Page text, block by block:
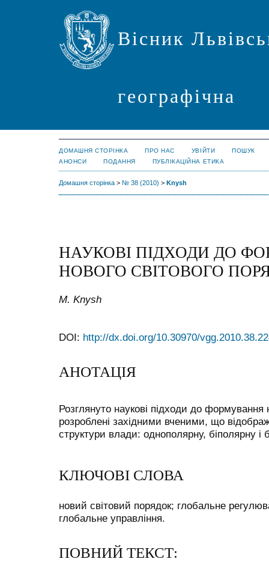
Вісник
географічна
ДОМАШНЯ СТОРІНКА ПРО НАС УВІЙТИ
ПОШУК
АНОНСИ
ПОДАННЯ ПУБЛІКАЦІЙНА ЕТИКА
Домашня сторінка > № 38 (2010) > Knysh
НАУКОВІ ПІДХОДИ ДО
НОВОГО СВІТОВОГО
М. Knysh
DOI: http://dx.doi.org/10.30970/
АНОТАЦІЯ
Розглянуто наукові підходи до формування
розроблені західними вченими, що
структури влади: однополярну, біполярну і
КЛЮЧОВІ СЛОВА
новий світовий порядок; глобальне
глобальне управління.
ПОВНИЙ ТЕКСТ: